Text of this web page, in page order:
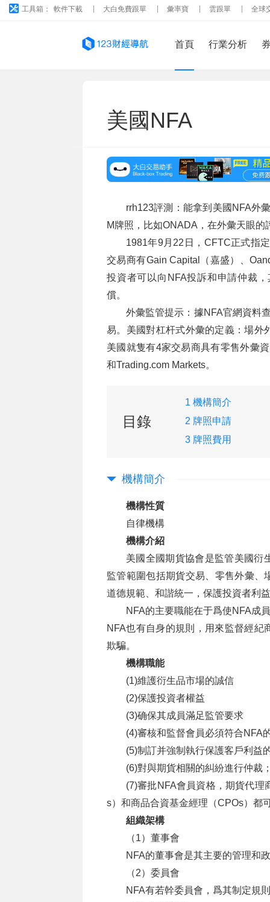
工具箱： 軟件下載 大白免費跟單 彙率寶 雲跟單 全球
首頁 行業分析
美國NFA
rrh123評測：能拿到美國NFA外
M牌照，比如ONADA，在外彙天眼
1981年9月22日，CFTC正式指
交易商有Gain Capital（嘉盛）、
投資者可以向NFA投訴和申請仲裁
償。
外彙監管提示：據NFA官網資料
易。美國對杠杆式外彙的定義：場外
美國就隻有4家交易商具有零售外彙
和Trading.com Markets。
目錄
1 機構簡介
2 牌照申請
3 牌照費用
機構簡介
機構性質
自律機構
機構介紹
美國全國期貨協會是監管美國衍
監管範圍包括期貨交易、零售外彙、
道德規範、和諧統一，保護投資者利
NFA的主要職能在于爲使NFA成
NFA也有自身的規則，用來監督經
欺騙。
機構職能
(1)維護衍生品市場的誠信
(2)保護投資者權益
(3)确保其成員滿足監管要求
(4)審核和監督會員必須符合NFA
(5)制訂并強制執行保護客戶利益
(6)對與期貨相關的糾紛進行仲裁
(7)審批NFA會員資格，期貨代理
s）和商品合資基金經理（CPOs）都
組織架構
（1）董事會
NFA的董事會是其主要的管理和
（2）委員會
NFA有若幹委員會，爲其制定規